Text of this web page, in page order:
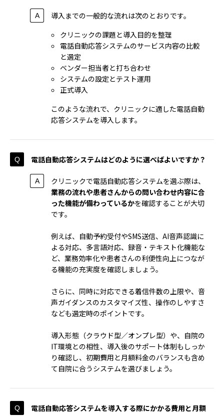
導入までの一般的な流れは次のとおりです。
クリニックの課題と導入目的を整理
電話自動応答システムのサービス内容の比較
と選定
ベンダー担当者と打ち合わせ
システムの設定とテスト運用
正式導入
このような流れで、クリニックに適した電話自動
応答システムを導入します。
電話自動応答システムはどのように選べばよいですか？
クリニックで電話自動応答システムを選ぶ際は、
業務の流れや患者さんからの問い合わせ内容に合
った機能が備わっているかを確認することが大切
です。
例えば、自動予約受付やSMS送信、AI音声認識に
よる対応、多言語対応、録音・テキスト化機能な
ど、業務効率化や患者さんの利便性向上につなが
る機能の充実度を確認しましょう。
さらに、同時に対応できる着信件数の上限や、音
声ガイダンスのカスタマイズ性、操作のしやすさ
なども選定時のポイントです。
導入形態（クラウド型／オンプレ型）や、自院の
IT環境との相性、導入後のサポート体制もしっか
り確認し、初期費用と月額料金のバランスも含め
て自院に合うシステムを選びましょう。
電話自動応答システムを導入する際にかかる費用と月額